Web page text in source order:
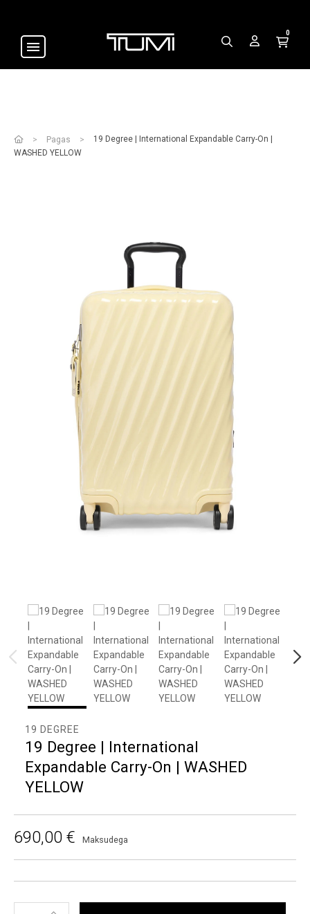
0
Pagas
19 Degree | International Expandable Carry-On |
WASHED YELLOW
19 DEGREE
19 Degree | International
Expandable Carry-On | WASHED
YELLOW
690,00 € Maksudega